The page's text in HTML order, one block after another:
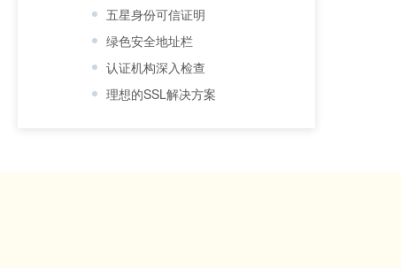
五星身份可信证明
绿色安全地址栏
认证机构深入检查
理想的SSL解决方案